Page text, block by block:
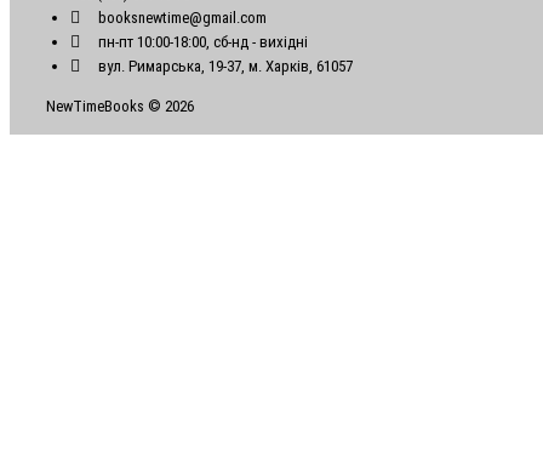
booksnewtime@gmail.com
пн-пт 10:00-18:00, сб-нд - вихідні
вул. Римарська, 19-37, м. Харків, 61057
NewTimeBooks © 2026